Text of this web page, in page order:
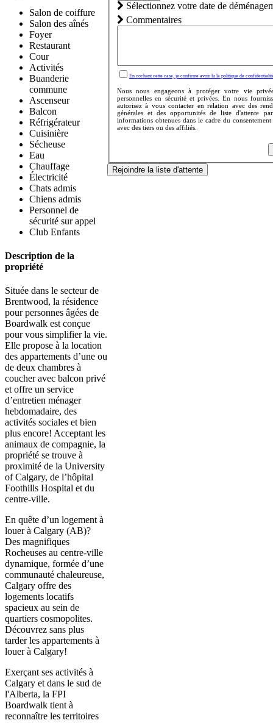
Salon de coiffure
Salon des aînés
Foyer
Restaurant
Cour
Activités
Buanderie
commune
Ascenseur
Balcon
Réfrigérateur
Cuisinière
Sécheuse
Eau
Chauffage
Électricité
Chats admis
Chiens admis
Personnel de
sécurité sur appel
Club Enfants
Description de la
propriété
Située dans le secteur de
Brentwood, la résidence
pour personnes âgées de
Boardwalk est conçue
pour vous simplifier la vie.
Elle propose à la location
des appartements d’une ou
de deux chambres à
coucher avec balcon privé
et offre un service
d’entretien ménager
hebdomadaire, des
activités sociales et bien
plus encore! Acceptant les
animaux de compagnie, la
propriété se trouve à
proximité de la University
of Calgary, de l’hôpital
Foothills Hospital et du
centre-ville.
En quête d’un logement à
louer à Calgary (AB)?
Des magnifiques
Rocheuses au centre-ville
dynamique, formée d’une
communauté chaleureuse,
Calgary offre des
logements locatifs
spacieux au sein de
quartiers cosmopolites.
Découvrez sans plus
tarder les appartements à
louer à Calgary!
Exerçant ses activités à
Calgary et dans le sud de
l'Alberta, la FPI
Boardwalk tient à
reconnaître les territoires
Sélectionnez votre date de
Commentaires
En cochant cette case, je confirme avoir lu la politique de
Nous nous engageons à protéger votre vie
personnelles en sécurité et privées. En nous
autorisez à vous contacter en relation avec des
générales et des opportunités de liste d'attente
informations obtenues dans le cadre du
avec des tiers ou des affiliés.
Rejoindre la liste d'attente